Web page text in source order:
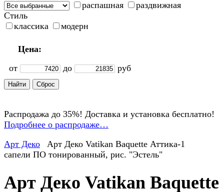
распашная
раздвижная
Стиль
классика
модерн
Цена:
от
до руб
Распродажа до 35%! Доставка и установка бесплатно!
Подробнее о распродаже…
Арт Деко
Арт Деко Vatikan Baquette Аттика-1
сапели ПО тонированный, рис. "Эстель"
Арт Деко Vatikan Baquette